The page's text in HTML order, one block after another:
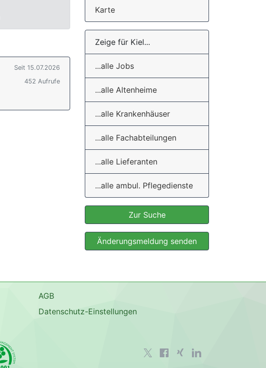
Seit 15.07.2026
452 Aufrufe
Karte
Zeige für Kiel...
...alle Jobs
...alle Altenheime
...alle Krankenhäuser
...alle Fachabteilungen
...alle Lieferanten
...alle ambul. Pflegedienste
Zur Suche
Änderungsmeldung senden
AGB
Datenschutz-Einstellungen